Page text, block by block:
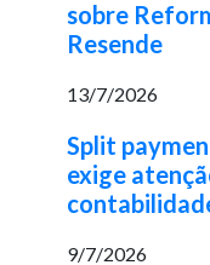
sobre
Resende
13/7/2026
Split
exige
9/7/2026